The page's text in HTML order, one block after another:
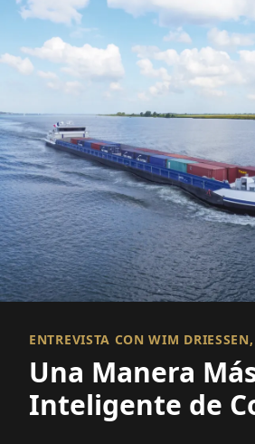
ENTREVISTA CON WIM
Una Manera
Inteligente de